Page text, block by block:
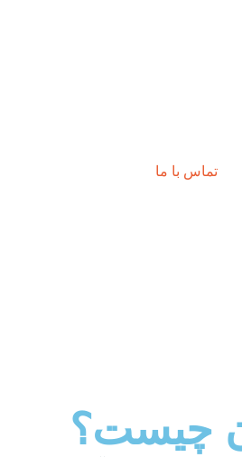
تماس با ما
چیست؟